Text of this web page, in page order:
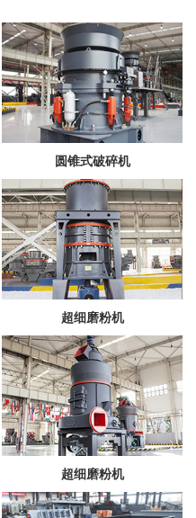
圆锥式破碎机
超细磨粉机
超细磨粉机